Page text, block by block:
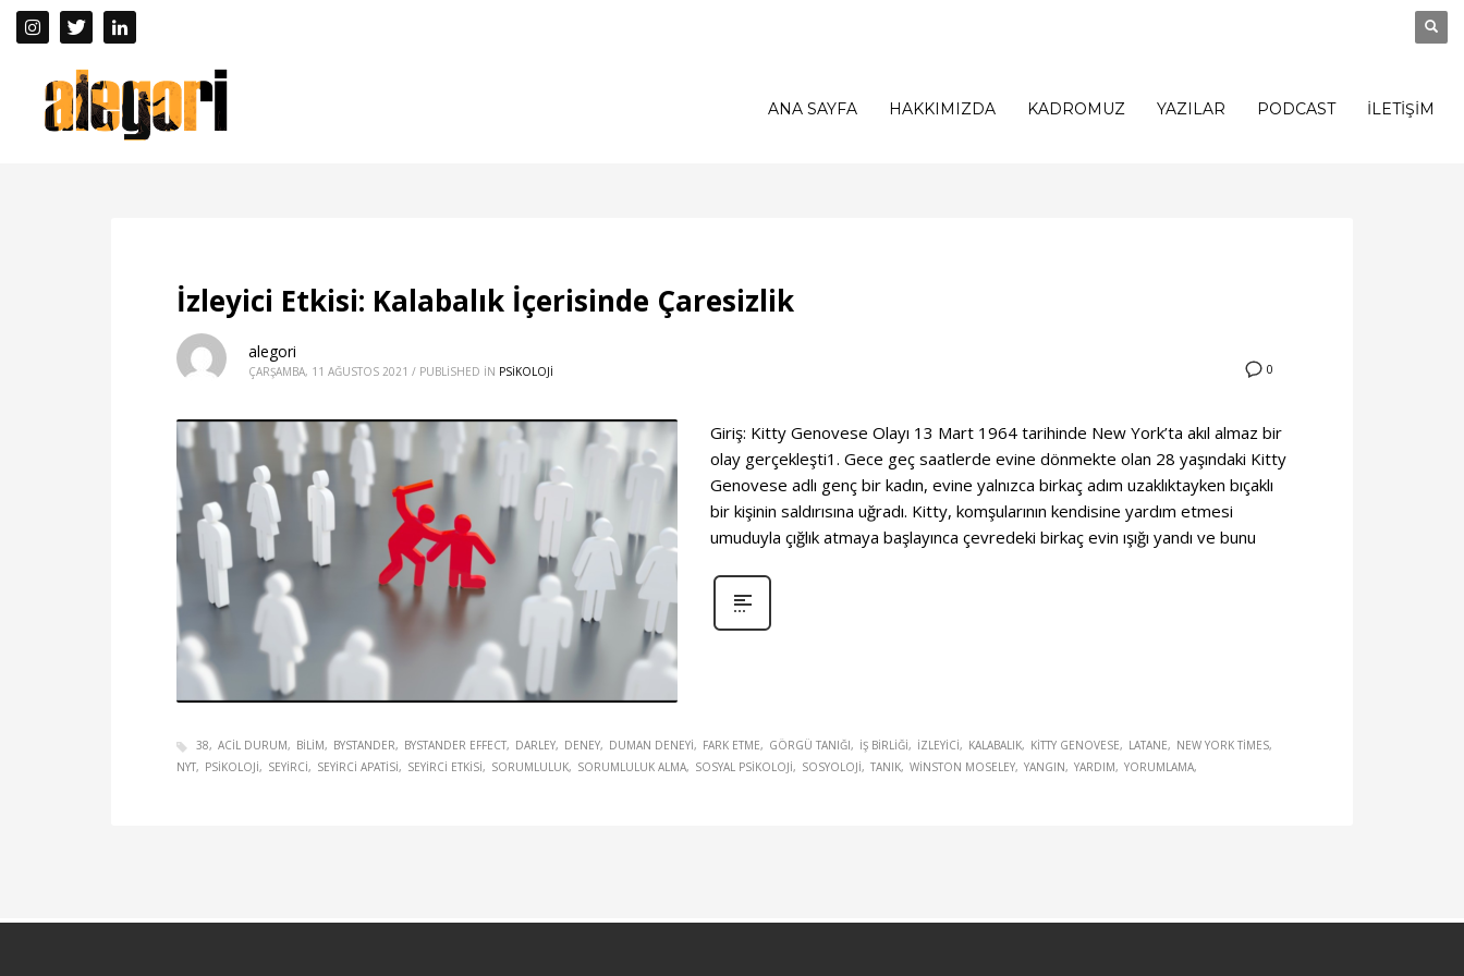
ANA SAYFA HAKKIMIZDA KADROMUZ YAZILAR PODCAST İLETİŞİM
İzleyici Etkisi: Kalabalık İçerisinde Çaresizlik
0
alegori
ÇARŞAMBA, 11 AĞUSTOS 2021 / PUBLISHED IN PSİKOLOJİ
Giriş: Kitty Genovese Olayı 13 Mart 1964 tarihinde New York’ta akıl almaz bir
olay gerçekleşti1. Gece geç saatlerde evine dönmekte olan 28 yaşındaki Kitty
Genovese adlı genç bir kadın, evine yalnızca birkaç adım uzaklıktayken bıçaklı
bir kişinin saldırısına uğradı. Kitty, komşularının kendisine yardım etmesi
umuduyla çığlık atmaya başlayınca çevredeki birkaç evin ışığı yandı ve bunu
38 ACIL DURUM BILIM BYSTANDER BYSTANDER EFFECT DARLEY DENEY DUMAN DENEYI FARK ETME GÖRGÜ TANIĞI IŞ BIRLIĞI IZLEYICI KALABALIK KITTY GENOVESE LATANE
NEW YORK TIMES
NYT
PSIKOLOJI SEYIRCI SEYIRCI APATISI SEYIRCI ETKISI SORUMLULUK SORUMLULUK ALMA SOSYAL PSIKOLOJI SOSYOLOJI TANIK WINSTON MOSELEY YANGIN YARDIM YORUMLAMA